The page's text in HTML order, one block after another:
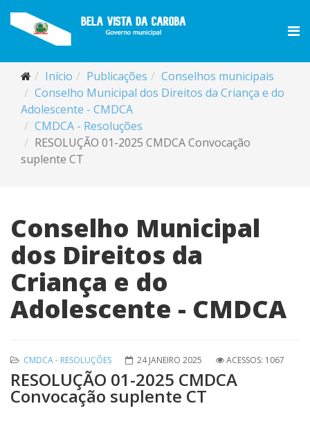
Início Publicações
Conselhos municipais
Conselho Municipal dos Direitos da Criança e do
Adolescente - CMDCA
CMDCA - Resoluções
RESOLUÇÃO 01-2025 CMDCA Convocação
suplente CT
Conselho Municipal
dos Direitos da
Criança e do
Adolescente - CMDCA
CMDCA - RESOLUÇÕES 24 JANEIRO 2025 ACESSOS: 1067
RESOLUÇÃO 01-2025 CMDCA
Convocação suplente CT